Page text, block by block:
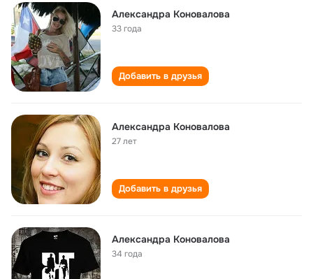
Александра Коновалова
33 года
Добавить в друзья
Александра Коновалова
27 лет
Добавить в друзья
Александра Коновалова
34 года